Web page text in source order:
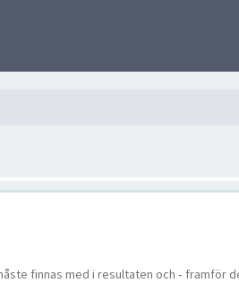
finnas med i resultaten och - framför